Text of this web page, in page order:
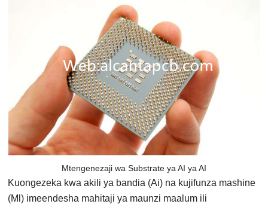
Mtengenezaji wa Substrate ya AI ya AI
Kuongezeka kwa akili ya bandia (Ai) na kujifunza mashine
(Ml) imeendesha mahitaji ya maunzi maalum ili